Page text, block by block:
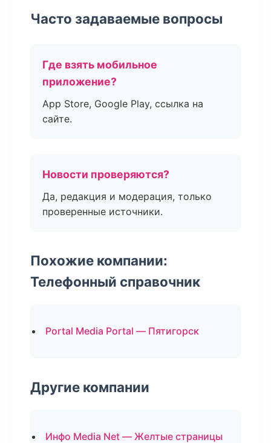
Часто задаваемые вопросы
Где взять мобильное
приложение?
App Store, Google Play, ссылка на
сайте.
Новости проверяются?
Да, редакция и модерация, только
проверенные источники.
Похожие компании:
Телефонный справочник
Portal Media Portal — Пятигорск
Другие компании
Инфо Media Net — Желтые страницы